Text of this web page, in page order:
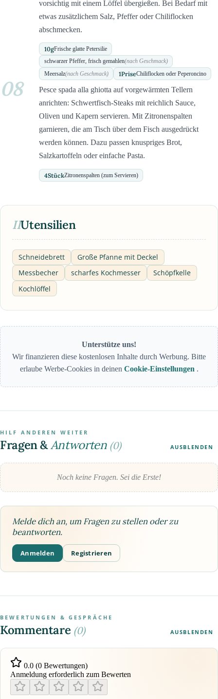
vorsichtig mit einem Löffel übergießen. Bei Bedarf mit
etwas zusätzlichem Salz, Pfeffer oder Chiliflocken
abschmecken.
10gFrische glatte Petersilie
schwarzer Pfeffer, frisch gemahlen(nach Geschmack)
Meersalz(nach Geschmack) 1PriseChiliflocken oder Peperoncino
08
Pesce spada alla ghiotta auf vorgewärmten Tellern
anrichten: Schwertfisch-Steaks mit reichlich Sauce,
Oliven und Kapern servieren. Mit Zitronenspalten
garnieren, die am Tisch über dem Fisch ausgedrückt
werden können. Dazu passen knuspriges Brot,
Salzkartoffeln oder einfache Pasta.
4StückZitronenspalten (zum Servieren)
IIUtensilien
Schneidebrett
Große Pfanne mit Deckel
Messbecher
scharfes Kochmesser
Schöpfkelle
Kochlöffel
Unterstütze uns!
Wir finanzieren diese kostenlosen Inhalte durch Werbung. Bitte
erlaube Werbe-Cookies in deinen Cookie-Einstellungen .
HILF ANDEREN WEITER
Fragen &Antworten (0) AUSBLENDEN
Noch keine Fragen. Sei die Erste!
Melde dich an, um Fragen zu stellen oder zu
beantworten.
Anmelden Registrieren
BEWERTUNGEN & GESPRÄCHE
Kommentare (0) AUSBLENDEN
0.0 (0 Bewertungen)
Anmeldung erforderlich zum Bewerten